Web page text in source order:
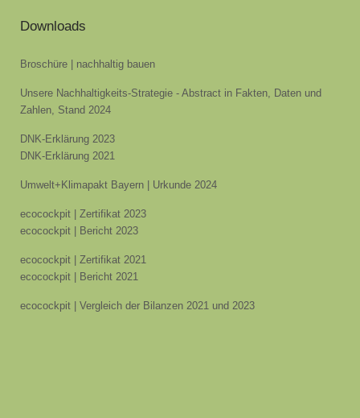
Downloads
Broschüre | nachhaltig bauen
Unsere Nachhaltigkeits-Strategie - Abstract in Fakten, Daten und
Zahlen, Stand 2024
DNK-Erklärung 2023
DNK-Erklärung 2021
Umwelt+Klimapakt Bayern | Urkunde 2024
ecocockpit | Zertifikat 2023
ecocockpit | Bericht 2023
ecocockpit | Zertifikat 2021
ecocockpit | Bericht 2021
ecocockpit | Vergleich der Bilanzen 2021 und 2023